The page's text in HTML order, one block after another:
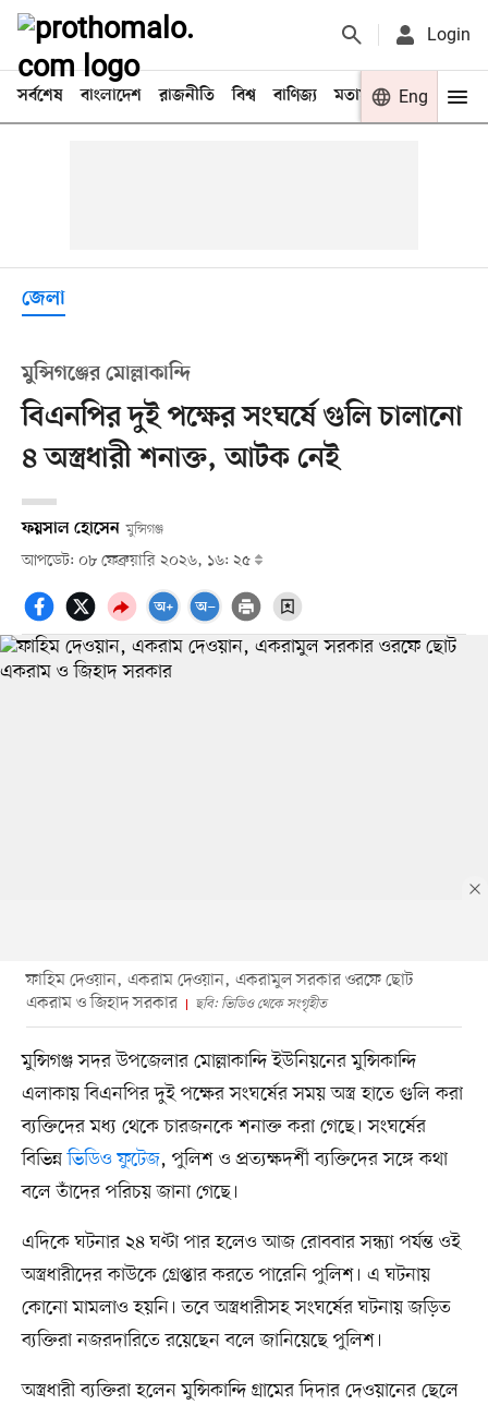
Login
সর্বশেষ বাংলাদেশ রাজনীতি বিশ্ব বাণিজ্য মতামত খেলা
Eng
জেলা
মুন্সিগঞ্জের মোল্লাকান্দি
বিএনপির দুই পক্ষের সংঘর্ষে গুলি চালানো
৪ অস্ত্রধারী শনাক্ত, আটক নেই
ফয়সাল হোসেন মুন্সিগঞ্জ
আপডেট: ০৮ ফেব্রুয়ারি ২০২৬, ১৬: ২৫
ফাহিম দেওয়ান, একরাম দেওয়ান, একরামুল সরকার ওরফে ছোট
একরাম ও জিহাদ সরকার
ছবি: ভিডিও থেকে সংগৃহীত
মুন্সিগঞ্জ সদর উপজেলার মোল্লাকান্দি ইউনিয়নের মুন্সিকান্দি
এলাকায় বিএনপির দুই পক্ষের সংঘর্ষের সময় অস্ত্র হাতে গুলি করা
ব্যক্তিদের মধ্য থেকে চারজনকে শনাক্ত করা গেছে। সংঘর্ষের
বিভিন্নভিডিও ফুটেজ, পুলিশ ও প্রত্যক্ষদর্শী ব্যক্তিদের সঙ্গে কথা
বলে তাঁদের পরিচয় জানা গেছে।
এদিকে ঘটনার ২৪ ঘণ্টা পার হলেও আজ রোববার সন্ধ্যা পর্যন্ত ওই
অস্ত্রধারীদের কাউকে গ্রেপ্তার করতে পারেনি পুলিশ। এ ঘটনায়
কোনো মামলাও হয়নি। তবে অস্ত্রধারীসহ সংঘর্ষের ঘটনায় জড়িত
ব্যক্তিরা নজরদারিতে রয়েছেন বলে জানিয়েছে পুলিশ।
অস্ত্রধারী ব্যক্তিরা হলেন মুন্সিকান্দি গ্রামের দিদার দেওয়ানের ছেলে